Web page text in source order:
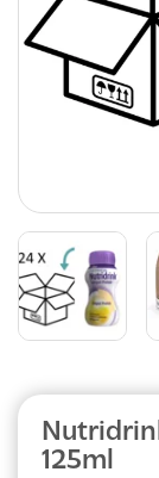
Abonnement
125ml